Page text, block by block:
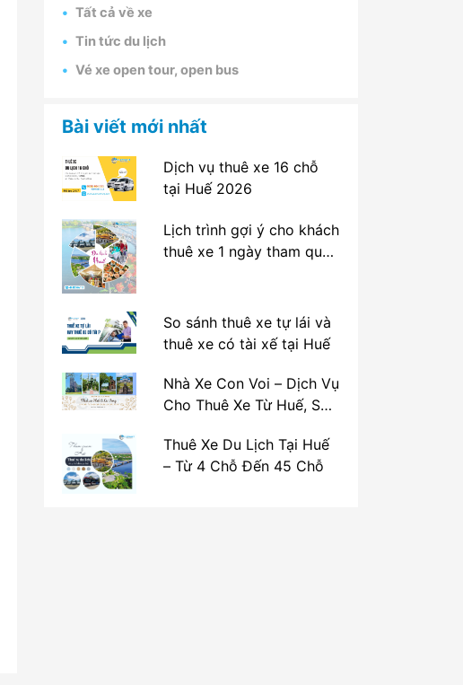
Tất cả về xe
Tin tức du lịch
Vé xe open tour, open bus
Bài viết mới nhất
Dịch vụ thuê xe 16 chỗ
tại Huế 2026
Lịch trình gợi ý cho khách
thuê xe 1 ngày tham quan
So sánh thuê xe tự lái và
thuê xe có tài xế tại Huế
Nhà Xe Con Voi – Dịch Vụ
Cho Thuê Xe Từ Huế, Sân
La Vang
Thuê Xe Du Lịch Tại Huế
– Từ 4 Chỗ Đến 45 Chỗ